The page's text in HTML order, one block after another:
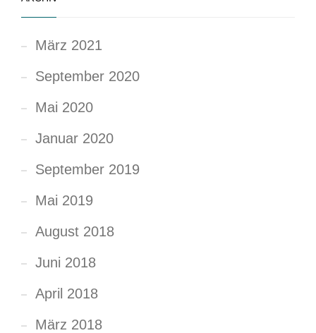
März 2021
September 2020
Mai 2020
Januar 2020
September 2019
Mai 2019
August 2018
Juni 2018
April 2018
März 2018